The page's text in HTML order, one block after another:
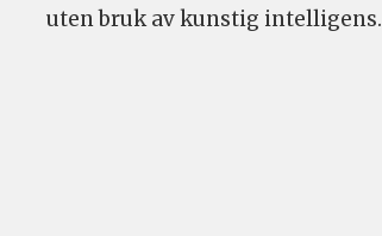
uten bruk av kunstig intelligens.